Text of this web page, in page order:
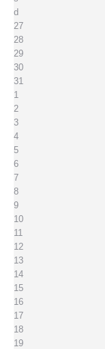
d
27
28
29
30
31
1
2
3
4
5
6
7
8
9
10
11
12
13
14
15
16
17
18
19